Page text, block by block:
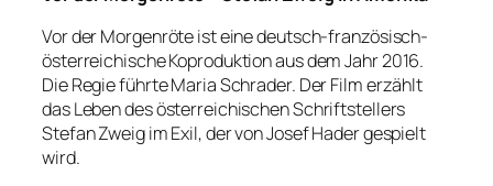
Vor der Morgenröte ist eine deutsch-französisch-
österreichische Koproduktion aus dem Jahr 2016.
Die Regie führte Maria Schrader. Der Film erzählt
das Leben des österreichischen Schriftstellers
Stefan Zweig im Exil, der von Josef Hader gespielt
wird.